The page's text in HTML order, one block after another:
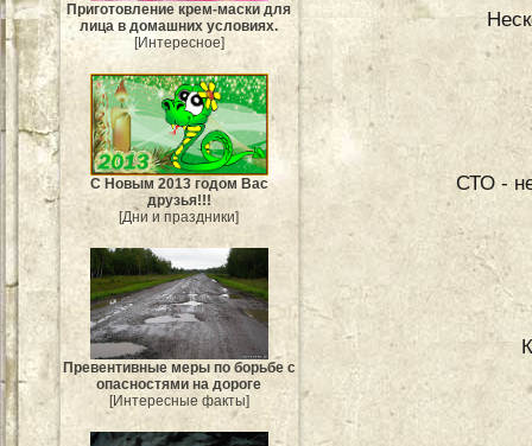
Приготовление крем-маски для
лица в домашних условиях.
[Интересное]
С Новым 2013 годом Вас
друзья!!!
[Дни и праздники]
Превентивные меры по борьбе с
опасностями на дороге
[Интересные факты]
СТО -